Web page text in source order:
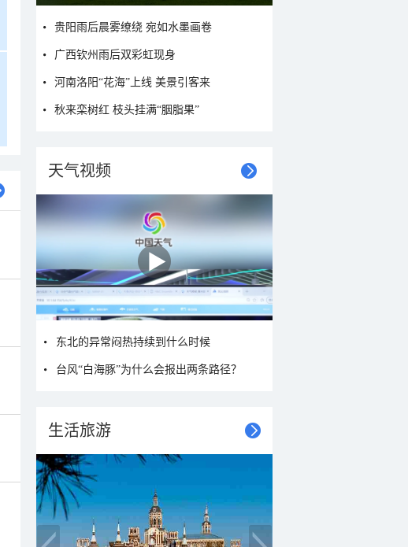
贵阳雨后晨雾缭绕 宛如水墨画卷
广西钦州雨后双彩虹现身
河南洛阳“花海”上线 美景引客来
秋来栾树红 枝头挂满“胭脂果”
天气视频
东北的异常闷热持续到什么时候
台风“白海豚”为什么会报出两条路径？
生活旅游